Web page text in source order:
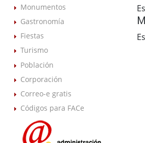
Monumentos
Gastronomía
Fiestas
Turismo
Población
Corporación
Correo-e gratis
Códigos para FACe